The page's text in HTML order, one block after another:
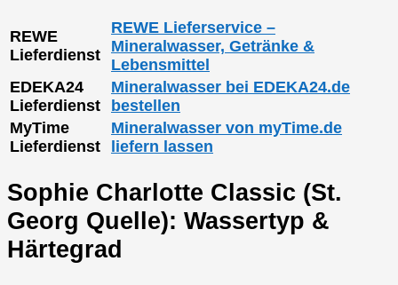
REWE
Lieferdienst
REWE Lieferservice –
Mineralwasser, Getränke &
Lebensmittel
EDEKA24
Lieferdienst
Mineralwasser bei EDEKA24.de
bestellen
MyTime
Lieferdienst
Mineralwasser von myTime.de
liefern lassen
Sophie Charlotte Classic (St.
Georg Quelle): Wassertyp &
Härtegrad